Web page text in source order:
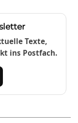
Texte,
ins Postfach.